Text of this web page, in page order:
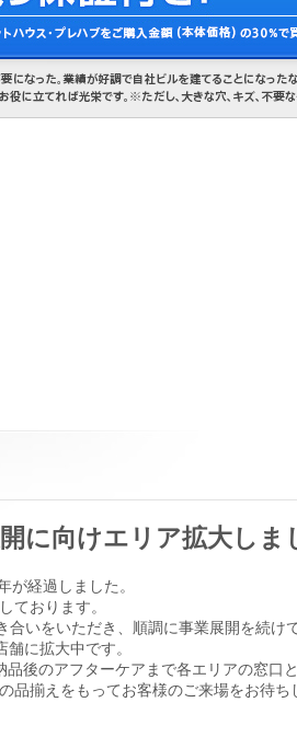
に向けエリア拡大しま
経過しました。
ております。
いをいただき、順調に事業展開を続け
に拡大中です。
後のアフターケアまで各エリアの窓口と
揃えをもってお客様のご来場をお待ち